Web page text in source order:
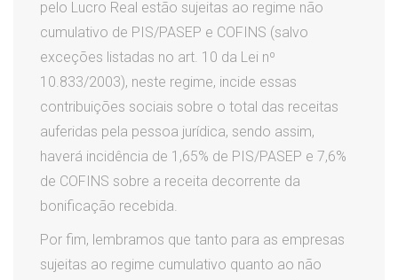
pelo Lucro Real estão sujeitas ao regime não
cumulativo de PIS/PASEP e COFINS (salvo
exceções listadas no art. 10 da Lei nº
10.833/2003), neste regime, incide essas
contribuições sociais sobre o total das receitas
auferidas pela pessoa jurídica, sendo assim,
haverá incidência de 1,65% de PIS/PASEP e 7,6%
de COFINS sobre a receita decorrente da
bonificação recebida.
Por fim, lembramos que tanto para as empresas
sujeitas ao regime cumulativo quanto ao não